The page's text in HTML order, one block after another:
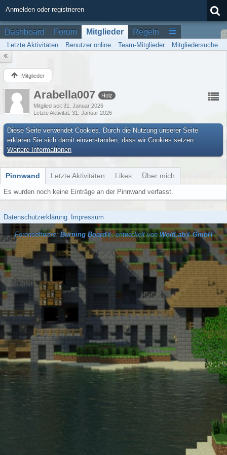
Anmelden oder registrieren
Dashboard Forum Mitglieder Regeln
Letzte Aktivitäten Benutzer online Team-Mitglieder Mitgliedersuche
Mitglieder
Arabella007
Holz
Mitglied seit 31. Januar 2026
Letzte Aktivität 31. Januar 2026
Diese Seite verwendet Cookies. Durch die Nutzung unserer Seite
erklären Sie sich damit einverstanden, dass wir Cookies setzen.
Weitere Informationen
Pinnwand Letzte Aktivitäten Likes Über mich
Es wurden noch keine Einträge an der Pinnwand verfasst.
Datenschutzerklärung Impressum
Forensoftware: Burning Board®, entwickelt vonWoltLab® GmbH